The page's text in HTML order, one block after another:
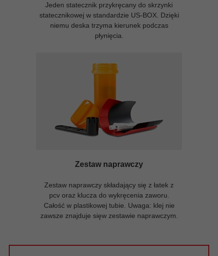
Jeden statecznik przykręcany do skrzynki
statecznikowej w standardzie US-BOX. Dzięki
niemu deska trzyma kierunek podczas
płynięcia.
Zestaw naprawczy
Zestaw naprawczy składający się z łatek z
pcv oraz klucza do wykręcenia zaworu.
Całość w plastikowej tubie. Uwaga: klej nie
zawsze znajduje sięw zestawie naprawczym.